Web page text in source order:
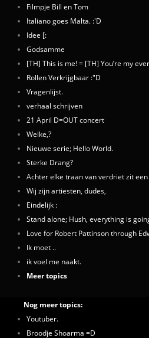
Filmpje Bill en Tom
Italiano goes Malta. :'D
Idee [:
Godsamme
[TH] This is me! = [TH] You’re my
Rollen Verkrijgbaar :"D
Vragenlijst.
verhaal schrijven
21 April D=OUT concert
Welke,?
Nieuwe serie; Hello World.
Sterke Drang?
Achter elke traan van verdriet zit
Wij zijn artiesten, dudes,
Eindelijk :
Stand alone; Hush, everything is
Love for Robert Pattinson through
Ik moet ..
ik voel me naakt.
Meer topics
Nog meer topics:
Youtuber.
Broodje Shoarma =D